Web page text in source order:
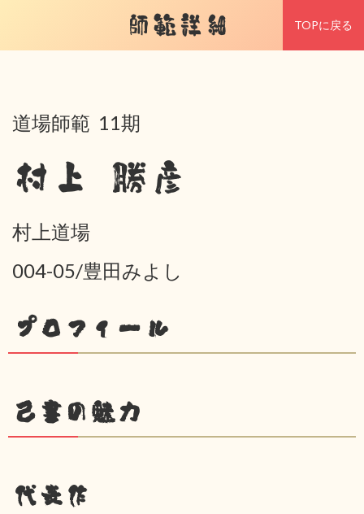
師範詳細 TOPに戻る
道場師範 11期
村上 勝彦
村上道場
004-05/豊田みよし
プロフィール
己書の魅力
代表作